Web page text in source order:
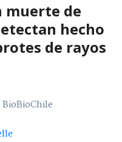
muerte de
hecho
de rayos
BioBioChile